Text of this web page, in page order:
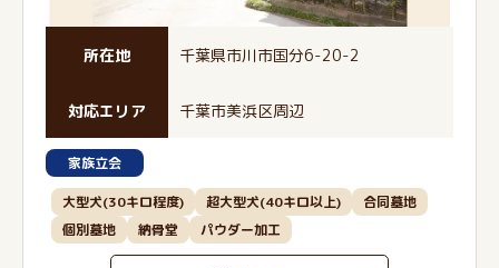
所在地 千葉県市川市国分6-20-2
対応エリア 千葉市美浜区周辺
家族立会
大型犬(30キロ程度) 超大型犬(40キロ以上)
合同墓地
個別墓地
納骨堂 パウダー加工